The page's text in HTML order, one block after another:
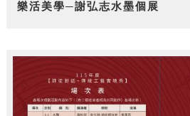
樂活美學─謝弘志水墨個展